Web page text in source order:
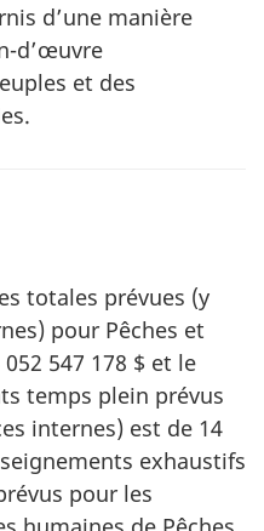
d’une manière
d’œuvre
et des
totales prévues (y
pour Pêches et
547 178 $ et le
temps plein prévus
internes) est de 14
exhaustifs
pour les